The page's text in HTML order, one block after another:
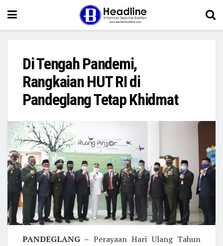
Di Tengah Pandemi,
Rangkaian HUT RI di
Pandeglang Tetap Khidmat
PANDEGLANG – Perayaan Hari Ulang Tahun